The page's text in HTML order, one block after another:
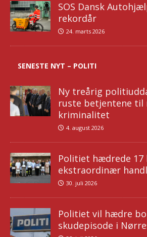
SOS Dansk
rekordår
24. marts 2026
SENESTE NYT – POLITI
Ny treårig
ruste betjentene til
kriminalitet
4. august 2026
Politiet hædrede
ekstraordinær
30. juli 2026
Politiet vil hædre
skudepisode i